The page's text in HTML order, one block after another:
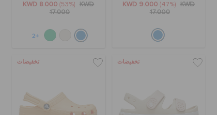
KWD 9.000 (47%)
KWD
17.000
KWD 8.000 (53%)
KWD
17.000
+2
تخفيضات تخفيضات